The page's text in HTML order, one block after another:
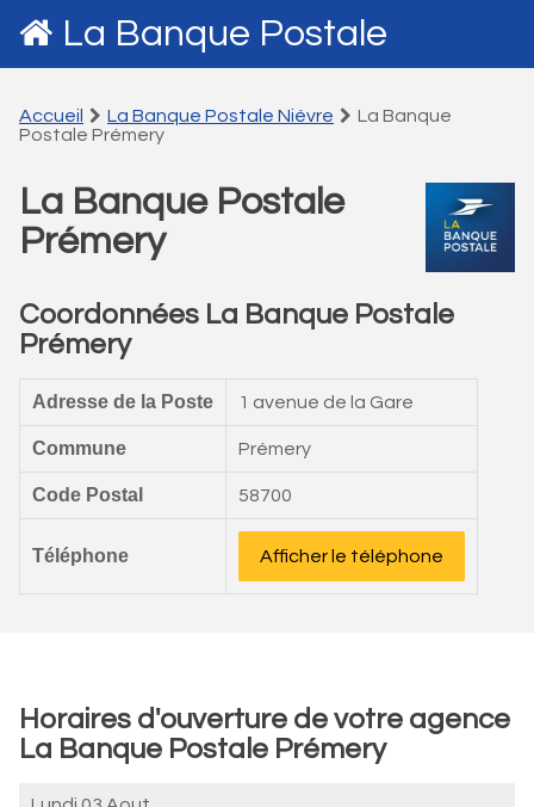
La Banque Postale
Accueil La Banque Postale Niévre
La Banque
Postale Prémery
La Banque Postale
Prémery
Coordonnées La Banque Postale
Prémery
Adresse de la Poste 1 avenue de la Gare
Commune Prémery
Code Postal 58700
Téléphone Afficher le téléphone
Horaires d'ouverture de votre agence
La Banque Postale Prémery